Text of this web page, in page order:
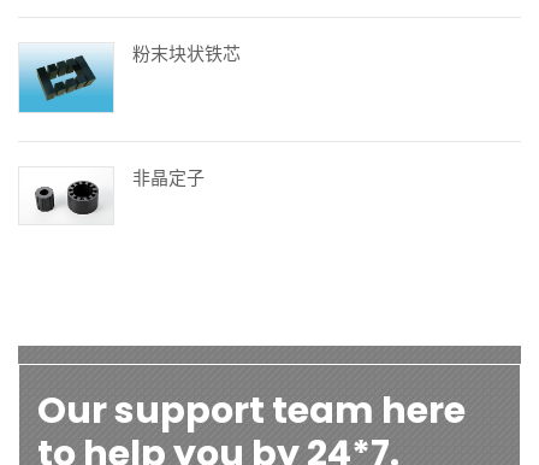
粉末块状铁芯
非晶定子
Our support team here
to help you by 24*7.